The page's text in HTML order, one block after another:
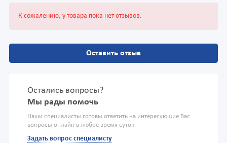
К сожалению, у товара пока нет отзывов.
Оставить отзыв
Остались вопросы?
Мы рады помочь
Наши специалисты готовы ответить на интересующие Вас
вопросы онлайн в любое время суток.
Задать вопрос специалисту